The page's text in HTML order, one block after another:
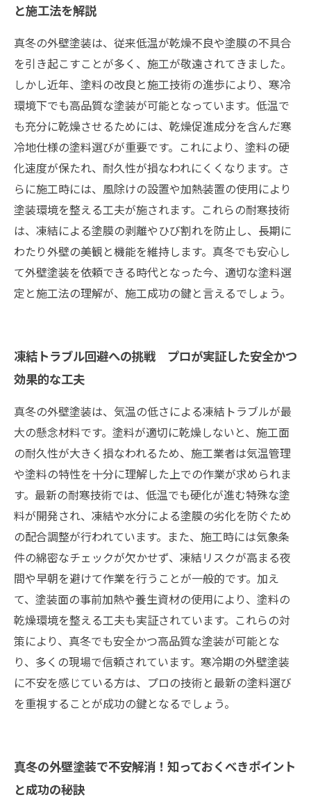
と施工法を解説
真冬の外壁塗装は、従来低温が乾燥不良や塗膜の不具合
を引き起こすことが多く、施工が敬遠されてきました。
しかし近年、塗料の改良と施工技術の進歩により、寒冷
環境下でも高品質な塗装が可能となっています。低温で
も充分に乾燥させるためには、乾燥促進成分を含んだ寒
冷地仕様の塗料選びが重要です。これにより、塗料の硬
化速度が保たれ、耐久性が損なわれにくくなります。さ
らに施工時には、風除けの設置や加熱装置の使用により
塗装環境を整える工夫が施されます。これらの耐寒技術
は、凍結による塗膜の剥離やひび割れを防止し、長期に
わたり外壁の美観と機能を維持します。真冬でも安心し
て外壁塗装を依頼できる時代となった今、適切な塗料選
定と施工法の理解が、施工成功の鍵と言えるでしょう。
凍結トラブル回避への挑戦 プロが実証した安全かつ
効果的な工夫
真冬の外壁塗装は、気温の低さによる凍結トラブルが最
大の懸念材料です。塗料が適切に乾燥しないと、施工面
の耐久性が大きく損なわれるため、施工業者は気温管理
や塗料の特性を十分に理解した上での作業が求められま
す。最新の耐寒技術では、低温でも硬化が進む特殊な塗
料が開発され、凍結や水分による塗膜の劣化を防ぐため
の配合調整が行われています。また、施工時には気象条
件の綿密なチェックが欠かせず、凍結リスクが高まる夜
間や早朝を避けて作業を行うことが一般的です。加え
て、塗装面の事前加熱や養生資材の使用により、塗料の
乾燥環境を整える工夫も実証されています。これらの対
策により、真冬でも安全かつ高品質な塗装が可能とな
り、多くの現場で信頼されています。寒冷期の外壁塗装
に不安を感じている方は、プロの技術と最新の塗料選び
を重視することが成功の鍵となるでしょう。
真冬の外壁塗装で不安解消！知っておくべきポイント
と成功の秘訣